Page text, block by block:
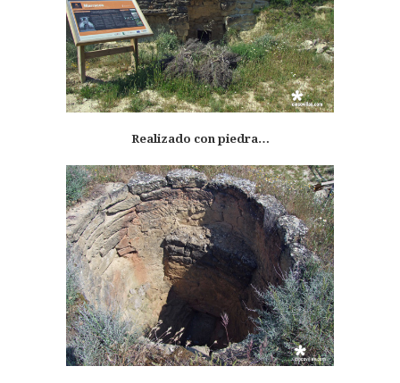
Realizado con piedra…